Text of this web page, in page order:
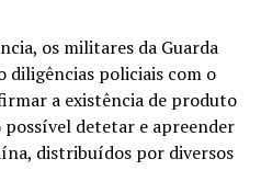
os militares da Guarda
diligências policiais com o
a existência de produto
detetar e apreender
distribuídos por diversos